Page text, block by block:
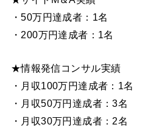
・50万円達成者：1名
・200万円達成者：1名
★情報発信コンサル実績
・月収100万円達成者：1名
・月収50万円達成者：3名
・月収30万円達成者：2名